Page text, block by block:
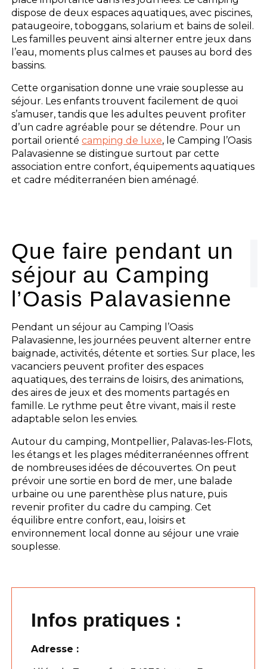
dispose de deux espaces aquatiques, avec piscines,
pataugeoire, toboggans, solarium et bains de soleil.
Les familles peuvent ainsi alterner entre jeux dans
l’eau, moments plus calmes et pauses au bord des
bassins.
Cette organisation donne une vraie souplesse au
séjour. Les enfants trouvent facilement de quoi
s’amuser, tandis que les adultes peuvent profiter
d’un cadre agréable pour se détendre. Pour un
portail orientécamping de luxe, le Camping l’Oasis
Palavasienne se distingue surtout par cette
association entre confort, équipements aquatiques
et cadre méditerranéen bien aménagé.
Que faire pendant un
séjour au Camping
l’Oasis Palavasienne
Pendant un séjour au Camping l’Oasis
Palavasienne, les journées peuvent alterner entre
baignade, activités, détente et sorties. Sur place, les
vacanciers peuvent profiter des espaces
aquatiques, des terrains de loisirs, des animations,
des aires de jeux et des moments partagés en
famille. Le rythme peut être vivant, mais il reste
adaptable selon les envies.
Autour du camping, Montpellier, Palavas-les-Flots,
les étangs et les plages méditerranéennes offrent
de nombreuses idées de découvertes. On peut
prévoir une sortie en bord de mer, une balade
urbaine ou une parenthèse plus nature, puis
revenir profiter du cadre du camping. Cet
équilibre entre confort, eau, loisirs et
environnement local donne au séjour une vraie
souplesse.
Infos pratiques :
Adresse :